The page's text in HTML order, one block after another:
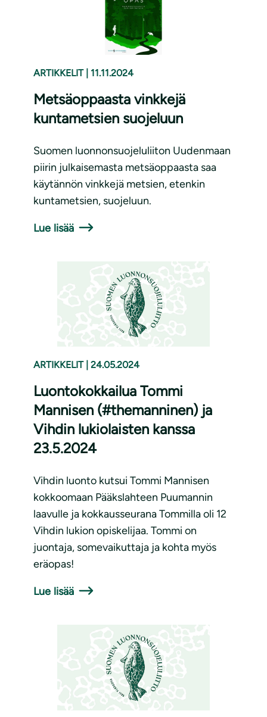
ARTIKKELIT 11.11.2024
Metsäoppaasta vinkkejä
kuntametsien suojeluun
Suomen luonnonsuojeluliiton Uudenmaan
piirin julkaisemasta metsäoppaasta saa
käytännön vinkkejä metsien, etenkin
kuntametsien, suojeluun.
Lue lisää
ARTIKKELIT 24.05.2024
Luontokokkailua Tommi
Mannisen (#themanninen) ja
Vihdin lukiolaisten kanssa
23.5.2024
Vihdin luonto kutsui Tommi Mannisen
kokkoomaan Pääkslahteen Puumannin
laavulle ja kokkausseurana Tommilla oli 12
Vihdin lukion opiskelijaa. Tommi on
juontaja, somevaikuttaja ja kohta myös
eräopas!
Lue lisää